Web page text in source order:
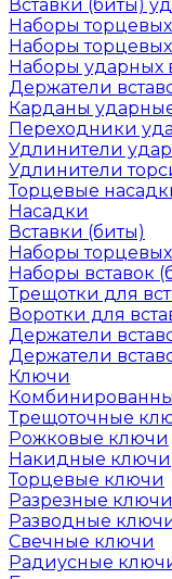
Вставки (биты)
Наборы
Наборы
Наборы ударных
Держатели
Карданы
Переходники
Удлинители
Удлинители
Торцевые
Насадки
Вставки (биты)
Наборы
Наборы вставок
Трещотки для
Воротки для
Держатели
Держатели
Ключи
Трещоточные
Рожковые ключи
Накидные ключи
Торцевые ключи
Разрезные ключи
Разводные
Свечные ключи
Радиусные